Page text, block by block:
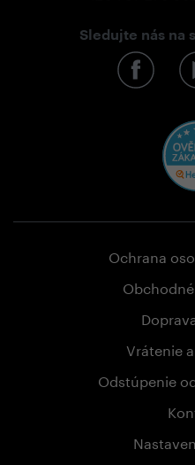
Sledujte nás na
Ochrana
Vrátenie
Odstúpenie